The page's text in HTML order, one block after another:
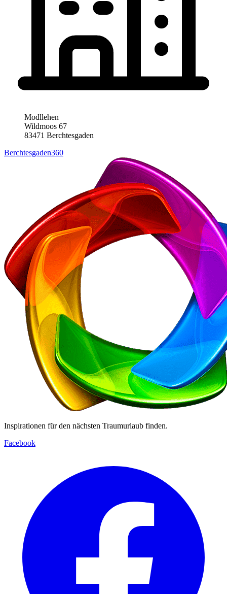
Modllehen
Wildmoos 67
83471 Berchtesgaden
Berchtesgaden360
Inspirationen für den nächsten Traumurlaub finden.
Facebook